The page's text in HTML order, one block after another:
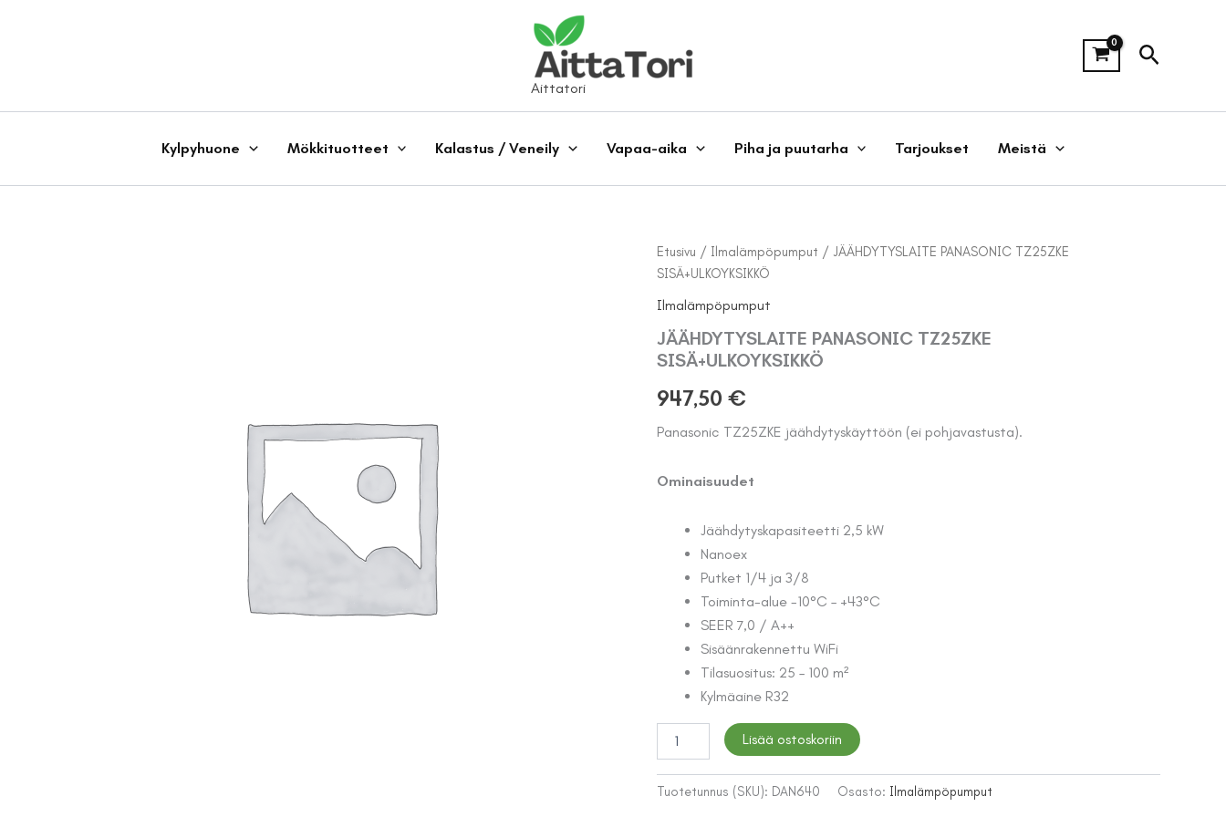
Aittatori
Hae
Kylpyhuone Mökkituotteet Kalastus / Veneily Vapaa-aika Piha ja puutarha Tarjoukset Meistä
Etusivu / Ilmalämpöpumput / JÄÄHDYTYSLAITE PANASONIC TZ25ZKE
SISÄ+ULKOYKSIKKÖ
Ilmalämpöpumput
JÄÄHDYTYSLAITE PANASONIC TZ25ZKE
SISÄ+ULKOYKSIKKÖ
947,50 €
Panasonic TZ25ZKE jäähdytyskäyttöön (ei pohjavastusta).
Ominaisuudet
Jäähdytyskapasiteetti 2,5 kW
Nanoex
Putket 1/4 ja 3/8
Toiminta-alue -10°C – +43°C
SEER 7,0 / A++
Sisäänrakennettu WiFi
Tilasuositus: 25 – 100 m²
Kylmäaine R32
JÄÄHDYTYSLAITE
PANASONIC
SISÄ+ULKOYKSIKKÖ
Lisää ostoskoriin
Tuotetunnus (SKU): DAN640 Osasto: Ilmalämpöpumput